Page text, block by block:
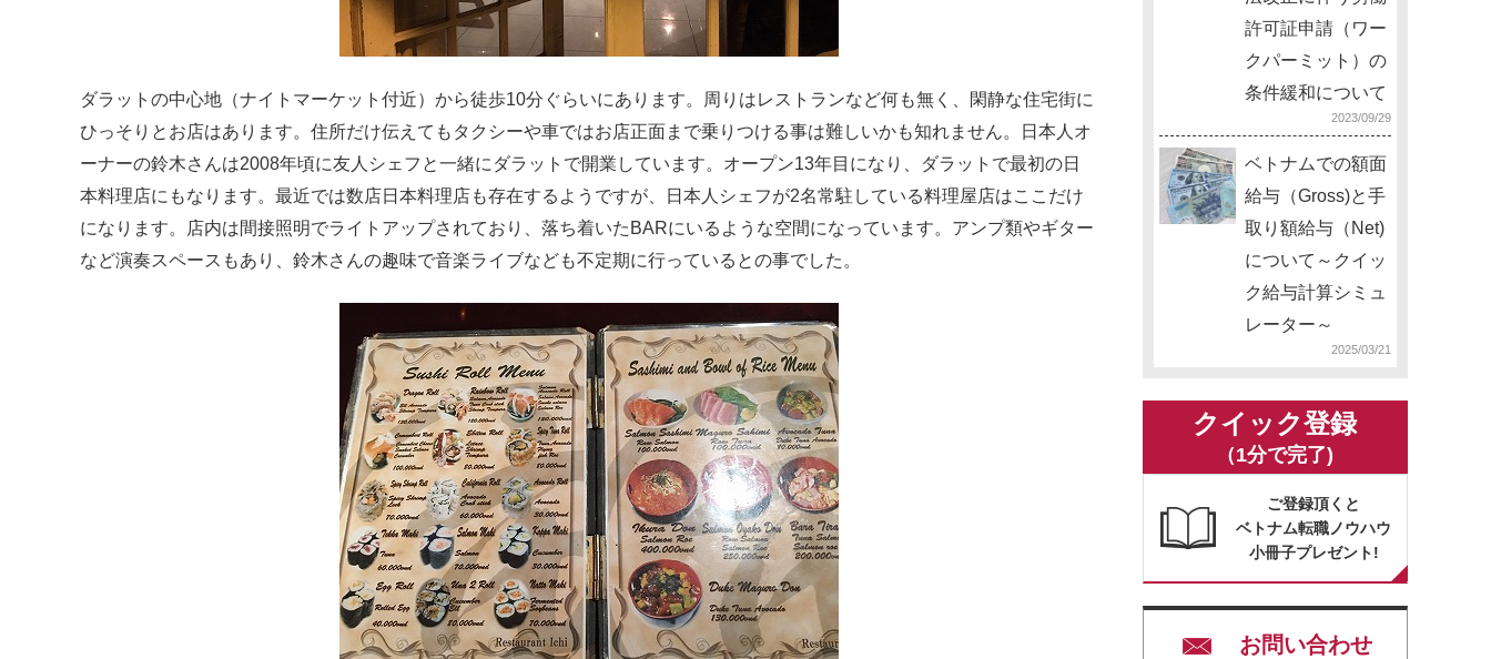
ダラットの中心地（ナイトマーケット付近）から徒歩10分ぐらいにあります。周りはレストランなど何も無く、閑静な住宅街に
ひっそりとお店はあります。住所だけ伝えてもタクシーや車ではお店正面まで乗りつける事は難しいかも知れません。日本人オ
ーナーの鈴木さんは2008年頃に友人シェフと一緒にダラットで開業しています。オープン13年目になり、ダラットで最初の日
本料理店にもなります。最近では数店日本料理店も存在するようですが、日本人シェフが2名常駐している料理屋店はここだけ
になります。店内は間接照明でライトアップされており、落ち着いたBARにいるような空間になっています。アンプ類やギター
など演奏スペースもあり、鈴木さんの趣味で音楽ライブなども不定期に行っているとの事でした。
許可証申請（ワー
クパーミット）の
条件緩和について
2023/09/29
ベトナムでの額面
給与（Gross)と手
取り額給与（Net)
について～クイッ
ク給与計算シミュ
レーター～
2025/03/21
クイック登録
（1分で完了)
ご登録頂くと
ベトナム転職ノウハウ
小冊子プレゼント!
お問い合わせ